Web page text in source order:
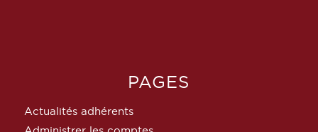
PAGES
Actualités adhérents